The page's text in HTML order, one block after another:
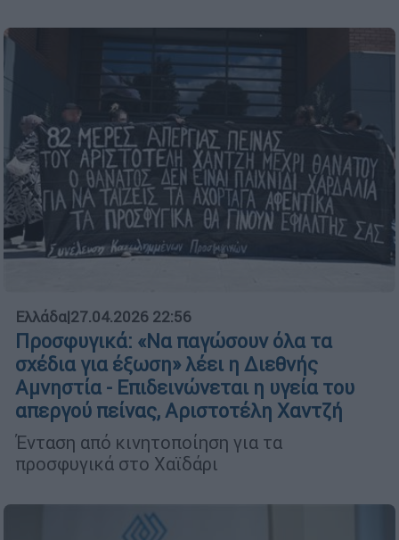
Ελλάδα|27.04.2026 22:56
Προσφυγικά: «Να παγώσουν όλα τα
σχέδια για έξωση» λέει η Διεθνής
Αμνηστία - Επιδεινώνεται η υγεία του
απεργού πείνας, Αριστοτέλη Χαντζή
Ένταση από κινητοποίηση για τα
προσφυγικά στο Χαϊδάρι